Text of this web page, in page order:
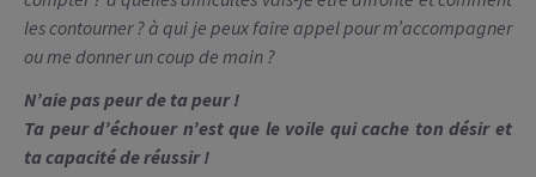
les contourner ? à qui je peux faire appel pour m’accompagner
ou me donner un coup de main ?
N’aie pas peur de ta peur !
Ta peur d’échouer n’est que le voile qui cache ton désir et
ta capacité de réussir !